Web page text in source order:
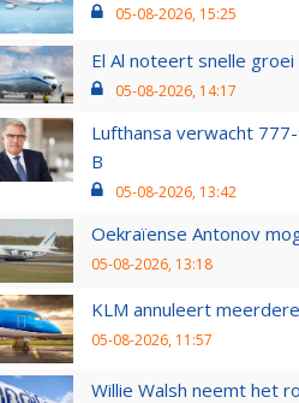
05-08-2026, 15:25
El Al noteert snelle
05-08-2026, 14:17
Lufthansa verwacht
B
05-08-2026, 13:42
Oekraïense Antonov
05-08-2026, 13:18
KLM annuleert
05-08-2026, 11:57
Willie Walsh neemt het